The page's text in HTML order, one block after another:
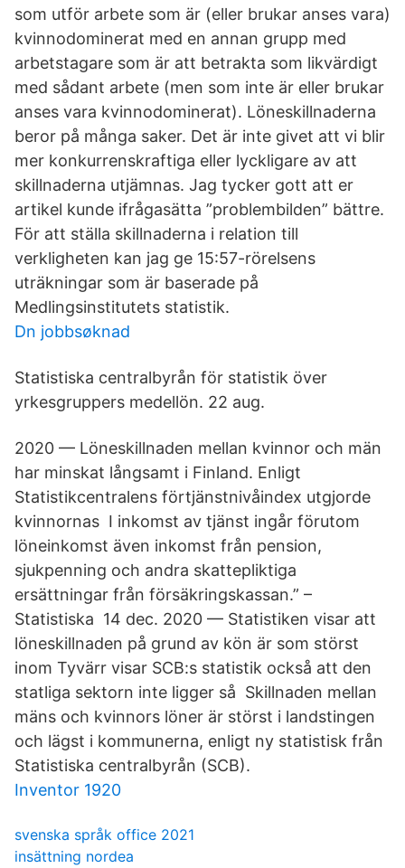
som utför arbete som är (eller brukar anses vara)
kvinnodominerat med en annan grupp med
arbetstagare som är att betrakta som likvärdigt
med sådant arbete (men som inte är eller brukar
anses vara kvinnodominerat). Löneskillnaderna
beror på många saker. Det är inte givet att vi blir
mer konkurrenskraftiga eller lyckligare av att
skillnaderna utjämnas. Jag tycker gott att er
artikel kunde ifrågasätta ”problembilden” bättre.
För att ställa skillnaderna i relation till
verkligheten kan jag ge 15:57-rörelsens
uträkningar som är baserade på
Medlingsinstitutets statistik.
Dn jobbsøknad
Statistiska centralbyrån för statistik över
yrkesgruppers medellön. 22 aug.
2020 — Löneskillnaden mellan kvinnor och män
har minskat långsamt i Finland. Enligt
Statistikcentralens förtjänstnivåindex utgjorde
kvinnornas I inkomst av tjänst ingår förutom
löneinkomst även inkomst från pension,
sjukpenning och andra skattepliktiga
ersättningar från försäkringskassan.” –
Statistiska 14 dec. 2020 — Statistiken visar att
löneskillnaden på grund av kön är som störst
inom Tyvärr visar SCB:s statistik också att den
statliga sektorn inte ligger så Skillnaden mellan
mäns och kvinnors löner är störst i landstingen
och lägst i kommunerna, enligt ny statistisk från
Statistiska centralbyrån (SCB).
Inventor 1920
svenska språk office 2021
insättning nordea